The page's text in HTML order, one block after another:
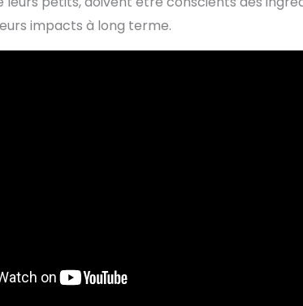
impacts à long terme.